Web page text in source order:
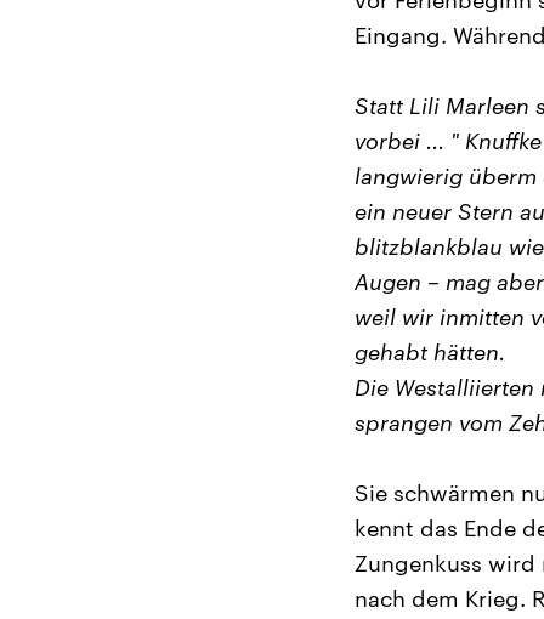
Eingang.
Statt Lili Marleen
vorbei ... "
langwierig überm
ein neuer Stern
blitzblankblau
Augen – mag
weil wir inmitten
gehabt hätten.
Die Westalliierten
sprangen vom
Sie schwärmen
kennt das Ende
Zungenkuss
nach dem Krieg.